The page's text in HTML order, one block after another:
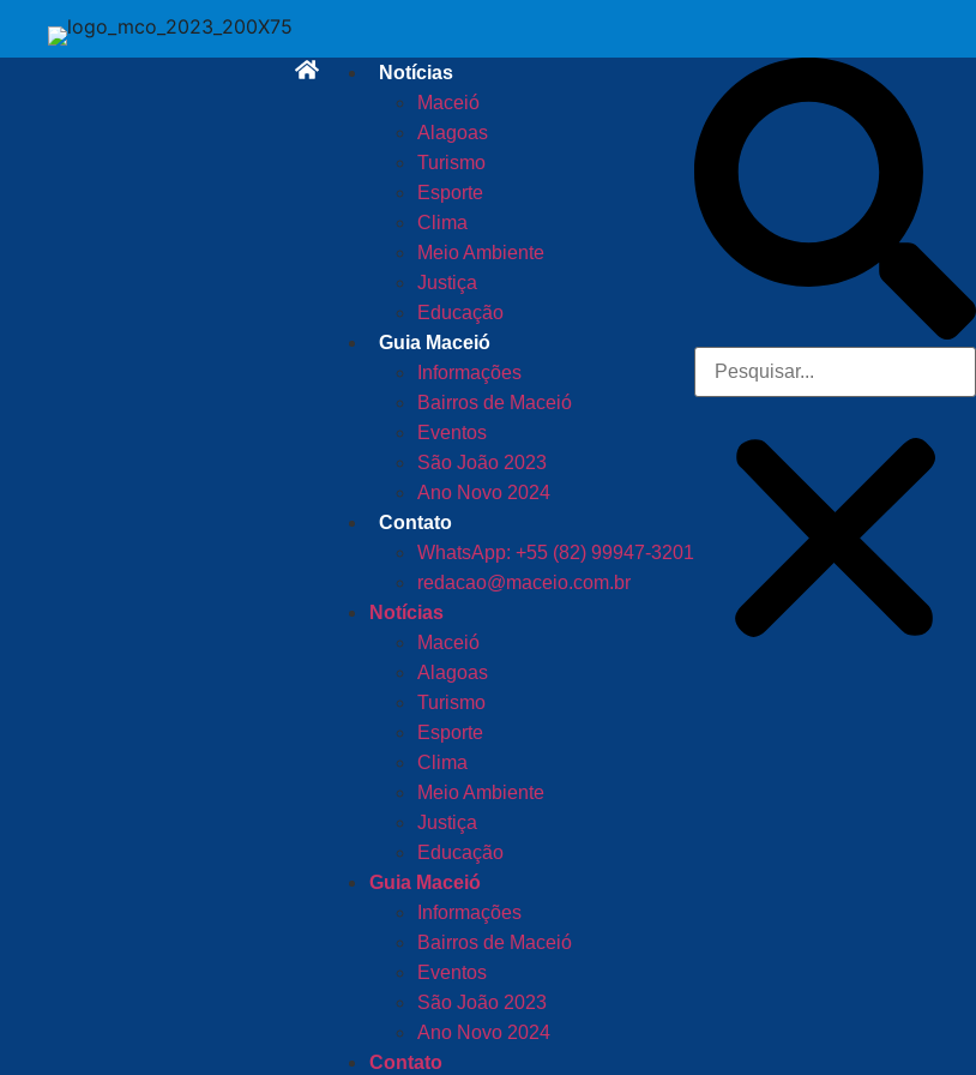
Notícias
Maceió
Alagoas
Turismo
Esporte
Clima
Meio Ambiente
Justiça
Educação
Guia Maceió
Informações
Bairros de Maceió
Eventos
São João 2023
Ano Novo 2024
Contato
WhatsApp: +55 (82) 99947-3201
redacao@maceio.com.br
Notícias
Maceió
Alagoas
Turismo
Esporte
Clima
Meio Ambiente
Justiça
Educação
Guia Maceió
Informações
Bairros de Maceió
Eventos
São João 2023
Ano Novo 2024
Contato